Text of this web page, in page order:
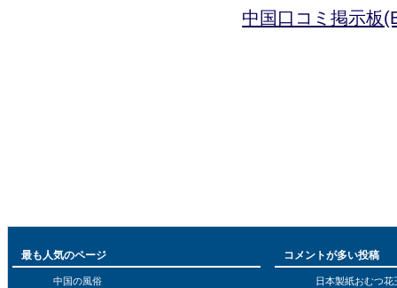
中国口コミ掲示板
最も人気のページ
中国の風俗
コメントが多い投稿
日本製紙おむつ